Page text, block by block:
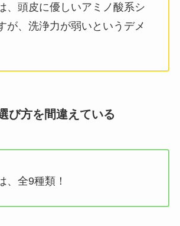
、頭皮に優しいアミノ酸系シ
が、洗浄力が弱いというデメ
び方を間違えている
、全9種類！